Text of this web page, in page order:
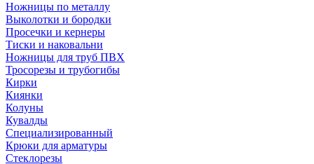
Ножницы по металлу
Выколотки и бородки
Просечки и кернеры
Тиски и наковальни
Ножницы для труб ПВХ
Тросорезы и трубогибы
Кирки
Киянки
Колуны
Кувалды
Специализированный
Крюки для арматуры
Стеклорезы